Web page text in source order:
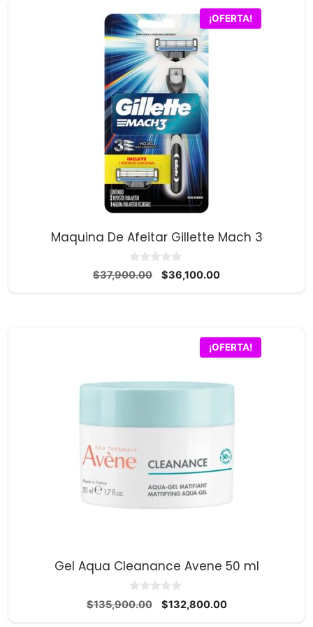
¡OFERTA!
Maquina De Afeitar Gillette Mach 3
0
d
$37,900.00
El
$36,100.00El
¡OFERTA!
Gel Aqua Cleanance Avene 50 ml
0
d
$135,900.00
El
$132,800.00El